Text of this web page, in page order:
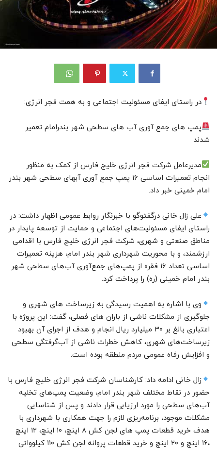
در راستای ایفای مسئولیت اجتماعی و به همت فجر انرژی:
پمپ های جمع آوری آب های سطحی شهر بندرامام تعمیر
شدند
مدیرعامل شرکت فجر انرژی خلیج فارس از کمک به منظور
انجام تعمیرات اساسی ۱۶ پمپ جمع آوری آبهای سطحی شهر بندر
امام خمینی خبر داد.
علی زال خانی درگفتوگو با خبرنگار روابط عمومی اظهار داشت: در
راستای ایفای مسئولیت‌های اجتماعی و حمایت از توسعه پایدار در
مناطق صنعتی و شهری، شرکت فجر انرژی خلیج فارس با اقدامی
ارزشمند، و با محوریت شهرداری شهر بندر امام، هزینه تعمیرات
اساسی تعداد ۱۶ فقره از پمپ‌های جمع‌آوری آب‌های سطحی شهر
بندر امام خمینی (ره) را پرداخت کرد.
وی با اشاره به اهمیت رسیدگی به زیرساخت های شهری و
جلوگیری از مشکلات ناشی از باران های فصلی، گفت: این پروژه با
اعتباری بالغ بر ۳۰ میلیارد ریال انجام و هدف از اجرای آن بهبود
زیرساخت‌های شهری، کاهش خطرات ناشی از آب‌گرفتگی سطحی
و افزایش رفاه عمومی مردم منطقه بوده است.
زال خانی ادامه داد: کارشناسان شرکت فجر انرژی خلیج فارس با
حضور در نقاط مختلف شهر بندر امام، وضعیت پمپ‌های تخلیه
آب‌های سطحی را مورد ارزیابی قرار دادند و پس از شناسایی
مشکلات موجود، برنامه‌ریزی لازم را جهت همکاری با شهرداری با
هدف خرید قطعات پمپ های لجن کش ۸ اینچ، ۱۰ اینچ، ۱۲ اینچ
،۱۶ اینچ و ۲۰ اینچ و خرید قطعات پروانه لجن کش ۱۱۰ کیلوواتی